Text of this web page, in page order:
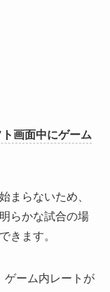
ト画面中にゲーム
まらないため、
らかな試合の場
きます。
ゲーム内レートが